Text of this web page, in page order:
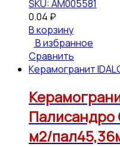
SKU: АМ005581
0.04 ₽
В корзину
В избранное
Сравнить
Керамогранит
Палисандро
м2/